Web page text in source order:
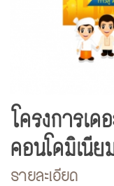
โครงการเ
คอนโดมิเนีย
รายละเอียด